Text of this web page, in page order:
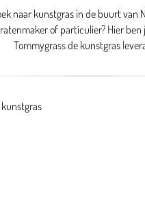
naar kunstgras in de buurt van
of particulier? Hier ben
Tommygrass de kunstgras